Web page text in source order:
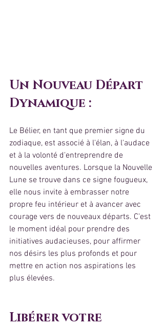
Un Nouveau Départ
Dynamique :
Le Bélier, en tant que premier signe du
zodiaque, est associé à l'élan, à l'audace
et à la volonté d'entreprendre de
nouvelles aventures. Lorsque la Nouvelle
Lune se trouve dans ce signe fougueux,
elle nous invite à embrasser notre
propre feu intérieur et à avancer avec
courage vers de nouveaux départs. C'est
le moment idéal pour prendre des
initiatives audacieuses, pour affirmer
nos désirs les plus profonds et pour
mettre en action nos aspirations les
plus élevées.
Libérer votre